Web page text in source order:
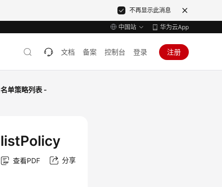
不再显示此消息
中国站 华为云App
文档 备案 控制台 登录 注册
单策略列表 -
查看PDF 分享